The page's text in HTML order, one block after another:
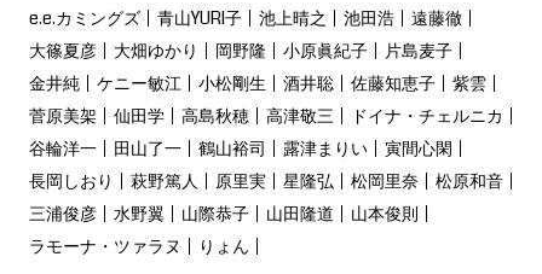
e.e.カミングズ 青山YURI子 池上晴之 池田浩
遠藤徹
大篠夏彦
大畑ゆかり 岡野隆 小原眞紀子
片島麦子
金井純
ケニー敏江 小松剛生 酒井聡 佐藤知恵子
紫雲
菅原美架
仙田学 高島秋穂 高津敬三
ドイナ・チェルニカ
谷輪洋一
田山了一 鶴山裕司 露津まりい
寅間心閑
長岡しおり
萩野篤人 原里実 星隆弘 松岡里奈
松原和音
三浦俊彦
水野翼 山際恭子 山田隆道
山本俊則
ラモーナ・ツァラヌ
りょん